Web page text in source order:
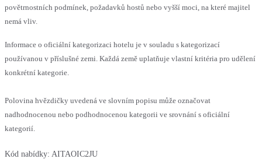
povětrnostních podmínek, požadavků hostů nebo vyšší moci, na které majitel
nemá vliv.
Informace o oficiální kategorizaci hotelu je v souladu s kategorizací
používanou v příslušné zemi. Každá země uplatňuje vlastní kritéria pro udělení
konkrétní kategorie.
Polovina hvězdičky uvedená ve slovním popisu může označovat
nadhodnocenou nebo podhodnocenou kategorii ve srovnání s oficiální
kategorií.
Kód nabídky: AITAOIC2JU